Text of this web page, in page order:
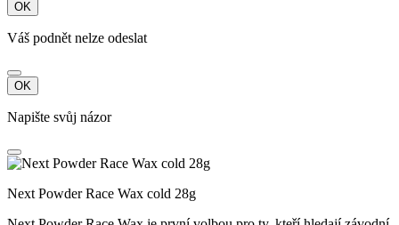
OK
Váš podnět nelze odeslat
OK
Napište svůj názor
Next Powder Race Wax cold 28g